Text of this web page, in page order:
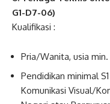
G1-D7-06)
Kualifikasi :
Pria/Wanita, usia
Pendidikan minimal
Komunikasi Visual/